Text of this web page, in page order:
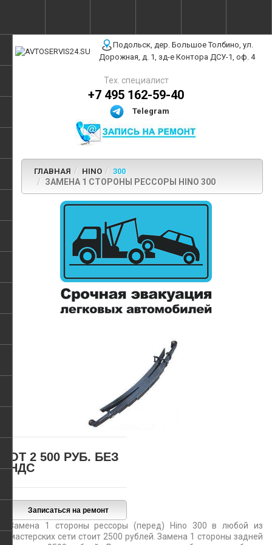
Подольск, дер. Большое Толбино, ул.
Дорожная, д. 1, зд-е Контора ДСУ-1, оф. 4
Тех. специалист
+7 495 162-59-40
Telegram
ГЛАВНАЯ HINO 300
ЗАМЕНА 1 СТОРОНЫ РЕССОРЫ HINO 300
ОТ 2 500 РУБ. БЕЗ
НДС
Замена 1 стороны рессоры (перед) Hino 300 в любой из
мастерских сети стоит 2500 рублей. Замена 1 стороны задней